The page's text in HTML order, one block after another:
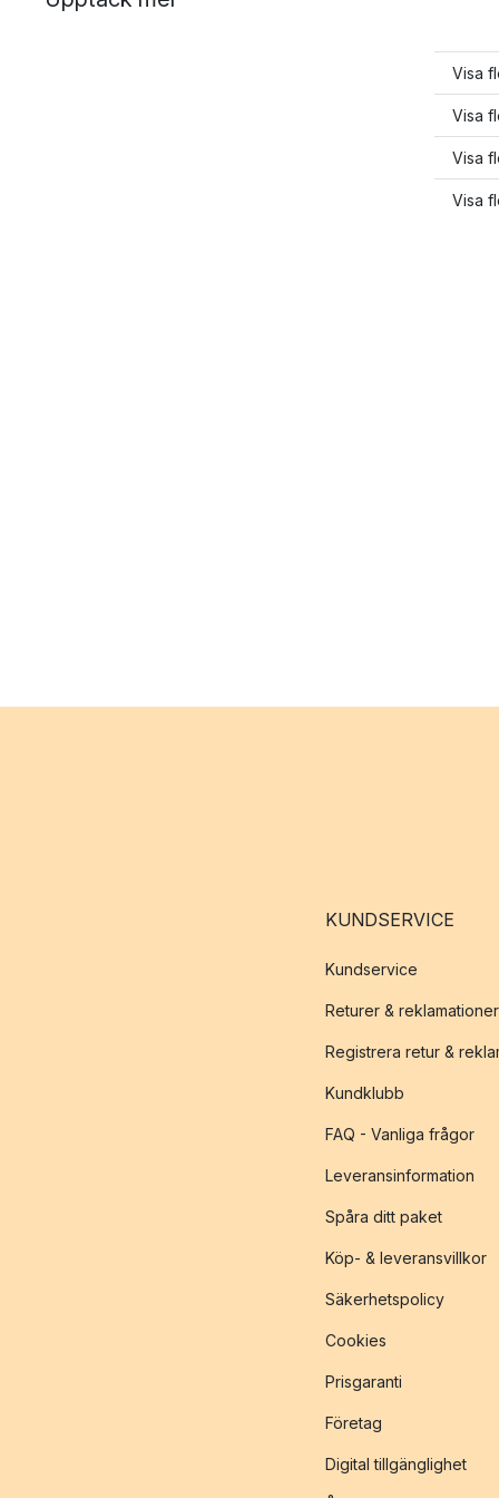
Visa
Visa
Visa
Visa
KUNDSERVICE
Kundservice
Returer & reklamationer
Registrera retur &
Kundklubb
FAQ - Vanliga frågor
Leveransinformation
Spåra ditt paket
Köp- & leveransvillkor
Säkerhetspolicy
Cookies
Prisgaranti
Företag
Digital tillgänglighet